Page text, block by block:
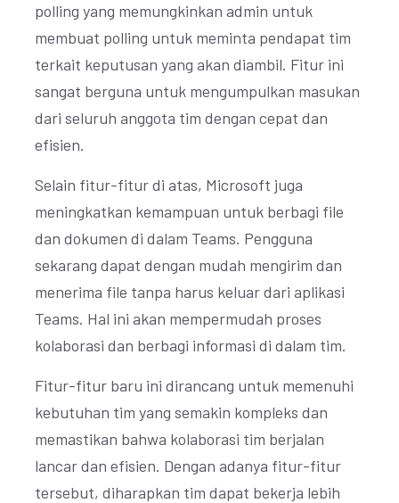
polling yang memungkinkan admin untuk
membuat polling untuk meminta pendapat tim
terkait keputusan yang akan diambil. Fitur ini
sangat berguna untuk mengumpulkan masukan
dari seluruh anggota tim dengan cepat dan
efisien.
Selain fitur-fitur di atas, Microsoft juga
meningkatkan kemampuan untuk berbagi file
dan dokumen di dalam Teams. Pengguna
sekarang dapat dengan mudah mengirim dan
menerima file tanpa harus keluar dari aplikasi
Teams. Hal ini akan mempermudah proses
kolaborasi dan berbagi informasi di dalam tim.
Fitur-fitur baru ini dirancang untuk memenuhi
kebutuhan tim yang semakin kompleks dan
memastikan bahwa kolaborasi tim berjalan
lancar dan efisien. Dengan adanya fitur-fitur
tersebut, diharapkan tim dapat bekerja lebih